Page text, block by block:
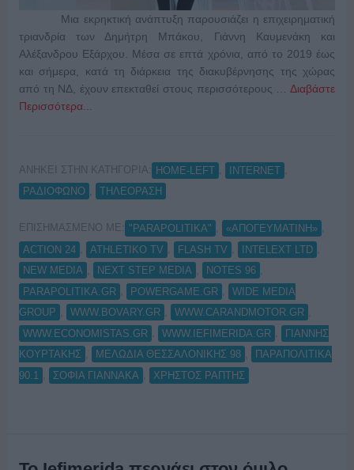
Μια εκρηκτική ανάπτυξη παρουσιάζει η επιχειρηματική
τριανδρία των Δημήτρη Μπάκου, Γιάννη Καυμενάκη και
Αλέξανδρου Εξάρχου. Μέσα σε επτά χρόνια, από το 2019 έως
και σήμερα, κατά τη διάρκεια της διακυβέρνησης της χώρας
από τη ΝΔ, έχουν επεκταθεί στους περισσότερους …Διαβάστε
Περισσότερα...
ΑΝΗΚΕΙ ΣΤΗΝ ΚΑΤΗΓΟΡΙΑ: HOME-LEFT INTERNET
ΡΑΔΙΟΦΩΝΟ
ΤΗΛΕΟΡΑΣΗ
ΕΠΙΣΗΜΑΣΜΕΝΟ ΜΕ: "PARAPOLITIKA" «ΑΠΟΓΕΥΜΑΤΙΝΗ»
ACTION 24
ATHLETIKO TV FLASH TV INTELEXT LTD
NEW MEDIA
NEXT STEP MEDIA NOTES 96
PARAPOLITIKA.GR
POWERGAME.GR
WIDE MEDIA
GROUP
WWW.BOVARY.GR WWW.CARANDMOTOR.GR
WWW.ECONOMISTAS.GR
WWW.IEFIMERIDA.GR
ΓΙΑΝΝΗΣ
ΚΟΥΡΤΑΚΗΣ
ΜΕΛΩΔΙΑ ΘΕΣΣΑΛΟΝΙΚΗΣ 98
ΠΑΡΑΠΟΛΙΤΙΚΑ
90.1
ΣΟΦΙΑ ΓΙΑΝΝΑΚΑ ΧΡΗΣΤΟΣ ΡΑΠΤΗΣ